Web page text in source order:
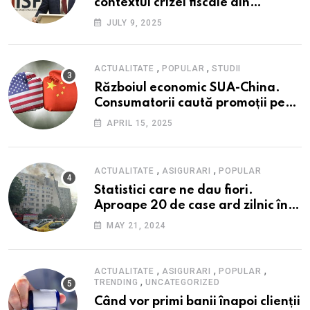
contextul crizei fiscale din
România- Valentin Ionescu,
Financiare (ISF)
JULY 9, 2025
ACTUALITATE , POPULAR ,STUDII
Războiul economic SUA-China.
Consumatorii caută promoții pe
fondul scumpirilor, mai ales la
APRIL 15, 2025
ACTUALITATE , ASIGURARI ,POPULAR
Statistici care ne dau fiori.
Aproape 20 de case ard zilnic în
România, iar pagubele au
nici 40 de lei pe lună
MAY 21, 2024
ACTUALITATE , ASIGURARI ,POPULAR ,
TRENDING ,UNCATEGORIZED
Când vor primi banii înapoi clienții